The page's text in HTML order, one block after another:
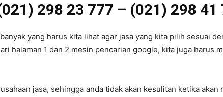
298 23 777 – (021) 298 41
yang harus kita lihat agar jasa yang kita pilih sesuai
halaman 1 dan 2 mesin pencarian google, kita juga harus
jasa, sehingga anda tidak akan kesulitan ketika akan